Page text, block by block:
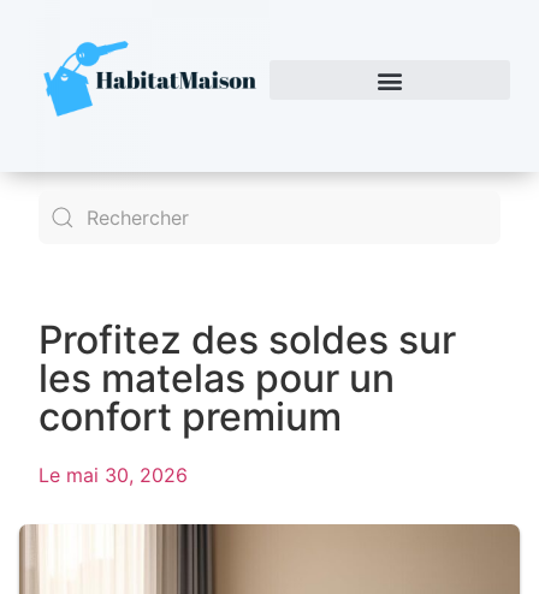
Profitez des soldes sur
les matelas pour un
confort premium
Le mai 30, 2026